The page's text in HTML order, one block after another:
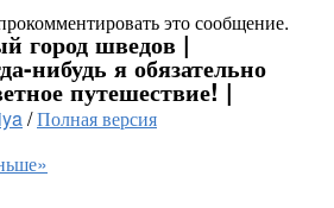
это сообщение.
город шведов |
нибудь я обязательно
путешествие! |
/Полная версия